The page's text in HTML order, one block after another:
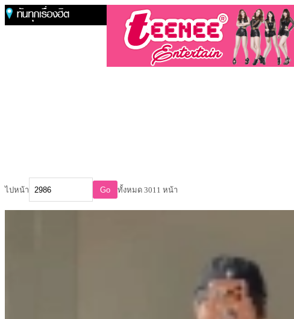
ไปหน้า Go ทั้งหมด 3011 หน้า